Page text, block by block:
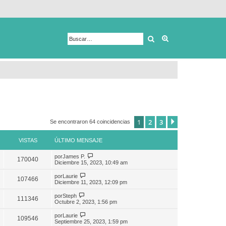
Buscar
Se encontraron 64 coincidencias 1 2 3
VISTAS ÚLTIMO MENSAJE
170040 porJames P.
Diciembre 15, 2023, 10:49 am
107466 porLaurie
Diciembre 11, 2023, 12:09 pm
111346 porSteph
Octubre 2, 2023, 1:56 pm
109546 porLaurie
Septiembre 25, 2023, 1:59 pm